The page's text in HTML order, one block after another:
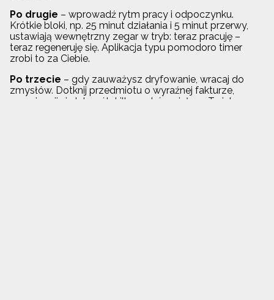
Po drugie – wprowadź rytm pracy i odpoczynku.
Krótkie bloki, np. 25 minut działania i 5 minut przerwy,
ustawiają wewnętrzny zegar w tryb: teraz pracuję –
teraz regeneruję się. Aplikacja typu pomodoro timer
zrobi to za Ciebie.
Po trzecie – gdy zauważysz dryfowanie, wracaj do
zmysłów. Dotknij przedmiotu o wyraźnej fakturze,
przeciągnij się lub zrób kilka ruchów ciałem. To jak